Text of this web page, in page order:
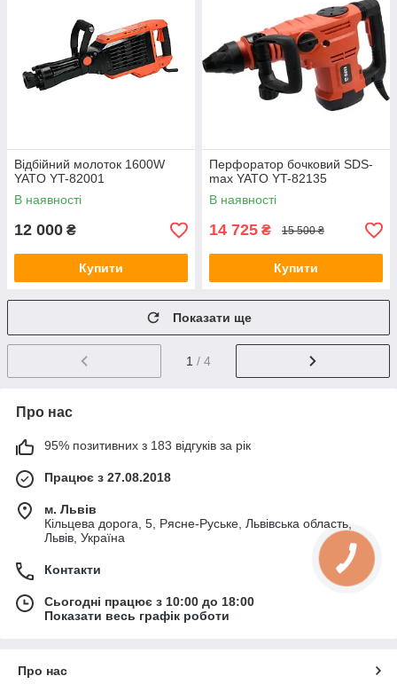
Відбійний молоток 1600W
YATO YT-82001
В наявності
12 000 ₴
Купити
Перфоратор бочковий SDS-
max YATO YT-82135
В наявності
14 725 ₴ 15 500 ₴
Купити
Показати ще
1 / 4
Про нас
95% позитивних з 183 відгуків за рік
Працює з 27.08.2018
м. Львів
Кільцева дорога, 5, Рясне-Руське, Львівська область,
Львів, Україна
Контакти
Сьогодні працює з 10:00 до 18:00
Показати весь графік роботи
Про нас